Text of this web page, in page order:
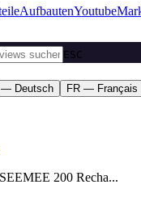
AufbautenYoutube
ESC
— Deutsch FR — Français
200 Recha...